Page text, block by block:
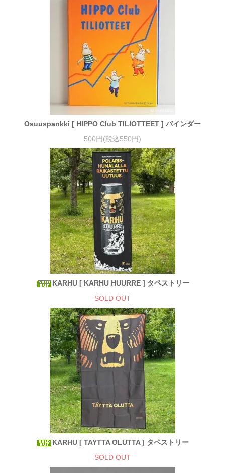
Osuuspankki [ HIPPO Club TILIOTTEET ] バインダー
500円(税込550円)
KARHU [ KARHU HUURRE ] タペストリー
SOLD OUT
KARHU [ TAYTTA OLUTTA ] タペストリー
SOLD OUT